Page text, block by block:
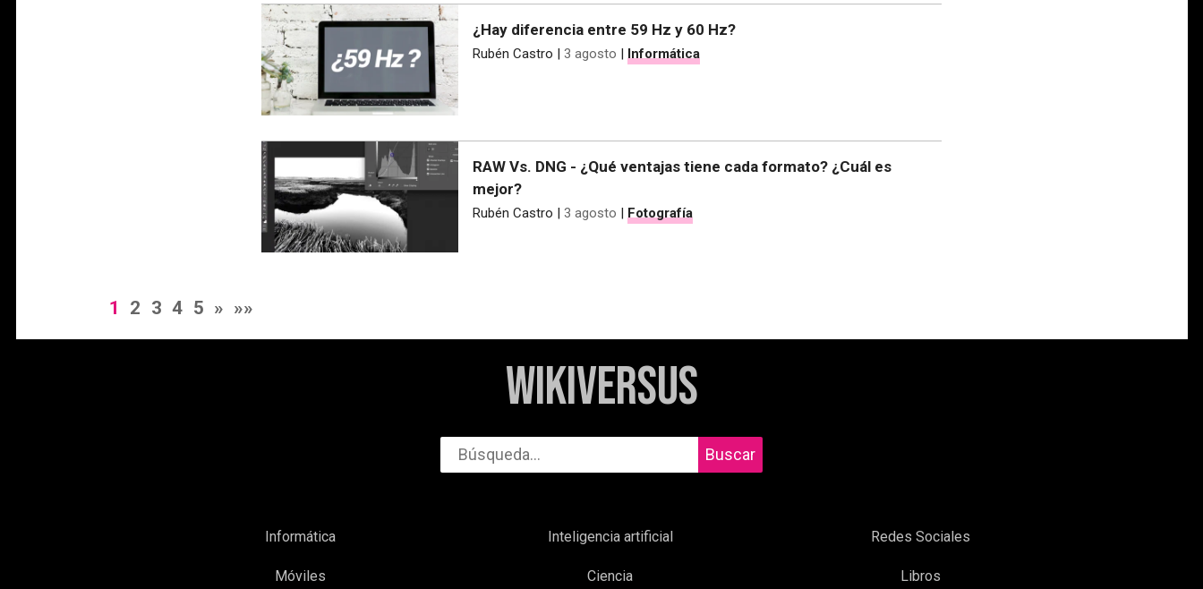
¿Hay diferencia entre 59 Hz y 60 Hz?
Rubén Castro | 3 agosto | Informática
RAW Vs. DNG - ¿Qué ventajas tiene cada formato? ¿Cuál es
mejor?
Rubén Castro | 3 agosto | Fotografía
1 2 3 4 5 » »»
WikiVersus
Buscar
Informática
Móviles
Inteligencia artificial
Ciencia
Redes Sociales
Libros